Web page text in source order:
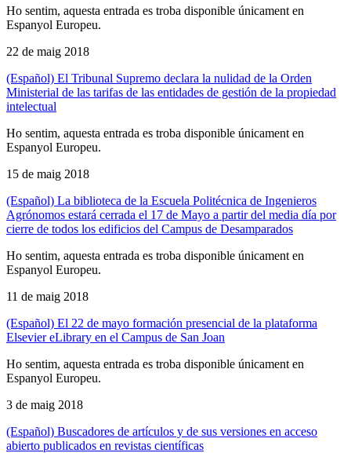
Ho sentim, aquesta entrada es troba disponible únicament en
Espanyol Europeu.
22 de maig 2018
(Español) El Tribunal Supremo declara la nulidad de la Orden
Ministerial de las tarifas de las entidades de gestión de la propiedad
intelectual
Ho sentim, aquesta entrada es troba disponible únicament en
Espanyol Europeu.
15 de maig 2018
(Español) La biblioteca de la Escuela Politécnica de Ingenieros
Agrónomos estará cerrada el 17 de Mayo a partir del media día por
cierre de todos los edificios del Campus de Desamparados
Ho sentim, aquesta entrada es troba disponible únicament en
Espanyol Europeu.
11 de maig 2018
(Español) El 22 de mayo formación presencial de la plataforma
Elsevier eLibrary en el Campus de San Joan
Ho sentim, aquesta entrada es troba disponible únicament en
Espanyol Europeu.
3 de maig 2018
(Español) Buscadores de artículos y de sus versiones en acceso
abierto publicados en revistas científicas